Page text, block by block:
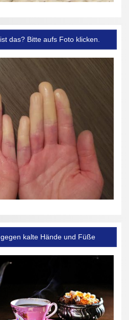
das? Bitte aufs Foto klicken.
kalte Hände und Füße